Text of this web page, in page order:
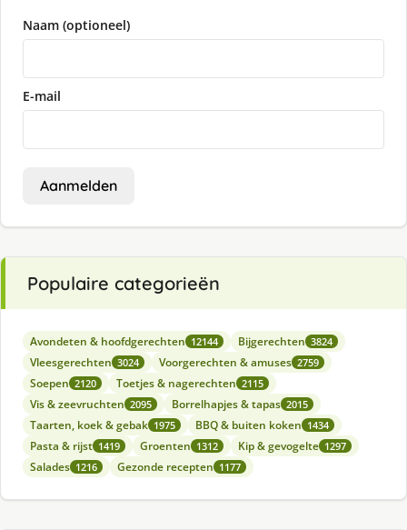
Naam (optioneel)
E-mail
Aanmelden
Populaire categorieën
Avondeten & hoofdgerechten 12144 Bijgerechten 3824
Vleesgerechten 3024 Voorgerechten & amuses 2759
Soepen 2120 Toetjes & nagerechten 2115
Vis & zeevruchten 2095 Borrelhapjes & tapas 2015
Taarten, koek & gebak 1975 BBQ & buiten koken 1434
Pasta & rijst 1419 Groenten 1312 Kip & gevogelte 1297
Salades 1216 Gezonde recepten 1177